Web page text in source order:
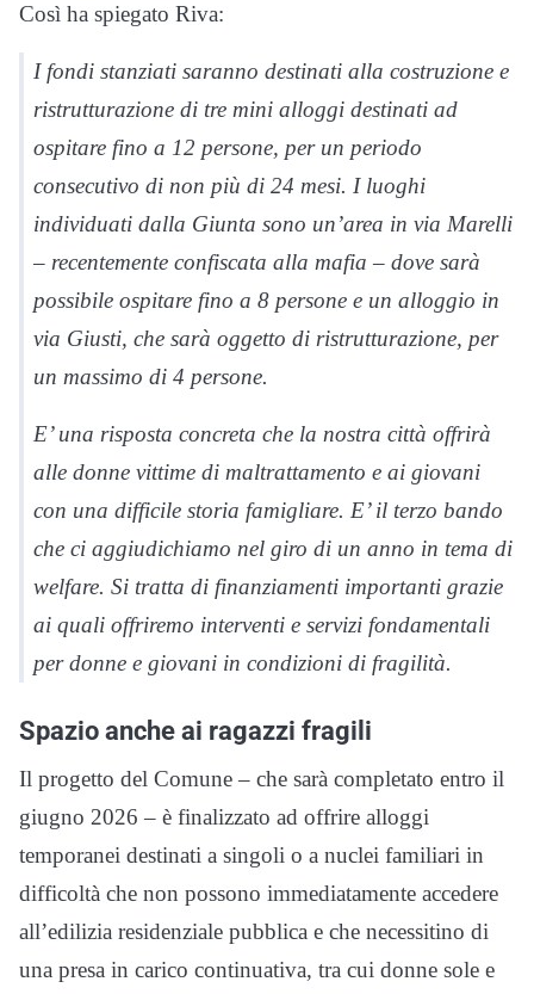
Così ha spiegato Riva:
I fondi stanziati saranno destinati alla costruzione e
ristrutturazione di tre mini alloggi destinati ad
ospitare fino a 12 persone, per un periodo
consecutivo di non più di 24 mesi. I luoghi
individuati dalla Giunta sono un’area in via Marelli
– recentemente confiscata alla mafia – dove sarà
possibile ospitare fino a 8 persone e un alloggio in
via Giusti, che sarà oggetto di ristrutturazione, per
un massimo di 4 persone.
E’ una risposta concreta che la nostra città offrirà
alle donne vittime di maltrattamento e ai giovani
con una difficile storia famigliare. E’ il terzo bando
che ci aggiudichiamo nel giro di un anno in tema di
welfare. Si tratta di finanziamenti importanti grazie
ai quali offriremo interventi e servizi fondamentali
per donne e giovani in condizioni di fragilità.
Spazio anche ai ragazzi fragili
Il progetto del Comune – che sarà completato entro il
giugno 2026 – è finalizzato ad offrire alloggi
temporanei destinati a singoli o a nuclei familiari in
difficoltà che non possono immediatamente accedere
all’edilizia residenziale pubblica e che necessitino di
una presa in carico continuativa, tra cui donne sole e